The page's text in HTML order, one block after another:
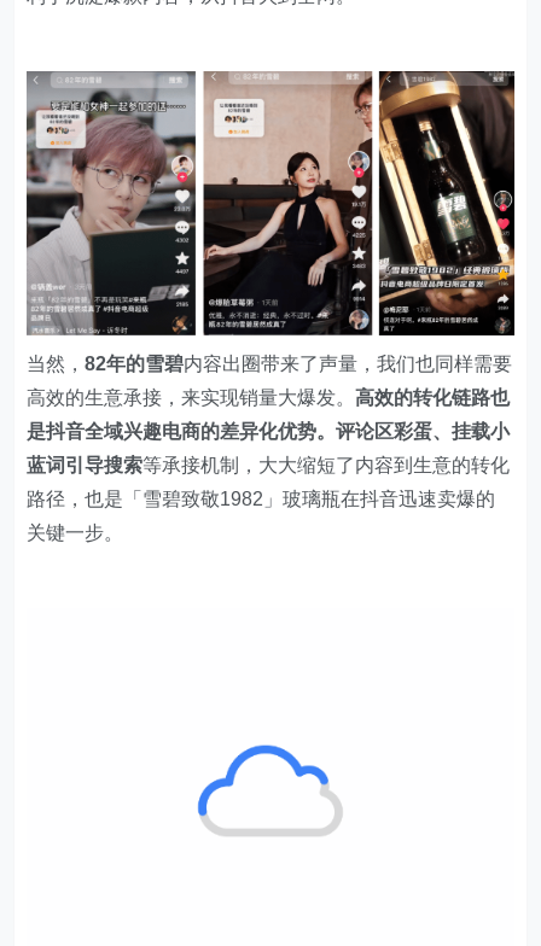
当然，82年的雪碧内容出圈带来了声量，我们也同样需要
高效的生意承接，来实现销量大爆发。高效的转化链路也
是抖音全域兴趣电商的差异化优势。评论区彩蛋、挂载小
蓝词引导搜索等承接机制，大大缩短了内容到生意的转化
路径，也是「雪碧致敬1982」玻璃瓶在抖音迅速卖爆的
关键一步。